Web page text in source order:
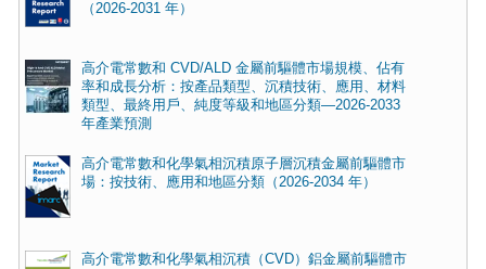
（2026-2031 年）
高介電常數和 CVD/ALD 金屬前驅體市場規模、佔有
率和成長分析：按產品類型、沉積技術、應用、材料
類型、最終用戶、純度等級和地區分類—2026-2033
年產業預測
高介電常數和化學氣相沉積原子層沉積金屬前驅體市
場：按技術、應用和地區分類（2026-2034 年）
高介電常數和化學氣相沉積（CVD）鋁金屬前驅體市